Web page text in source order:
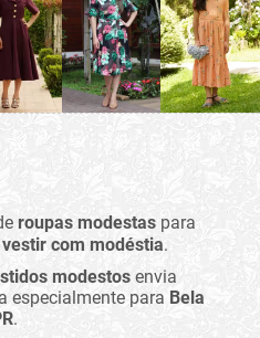
roupas modestas para
vestir com modéstia.
modestos envia
especialmente para Bela
.